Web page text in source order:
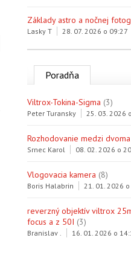
Základy astro a nočnej
Lasky T 28. 07. 2026 o 09:27
Poradňa
Viltrox-Tokina-Sigma (3)
Peter Turansky 25. 03. 2026
Rozhodovanie medzi
Srnec Karol 08. 02. 2026 o
Vlogovacia kamera (8)
Boris Halabrin 21. 01. 2026
reverzný objektív viltrox
focus a z 50I (3)
Branislav . 16. 01. 2026 o